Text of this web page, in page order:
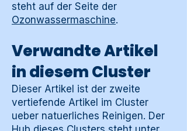
steht auf der Seite der
Ozonwassermaschine.
Verwandte Artikel
in diesem Cluster
Dieser Artikel ist der zweite
vertiefende Artikel im Cluster
ueber natuerliches Reinigen. Der